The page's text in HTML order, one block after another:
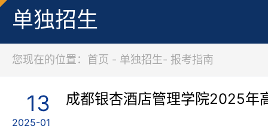
单独招生
您现在的位置：首页 - 单独招生- 报考指南
13
2025-01
成都银杏酒店管理学院2025年